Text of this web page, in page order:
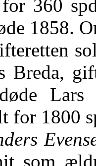
for 360
1858.
Breda,
Lars
for 1800
som